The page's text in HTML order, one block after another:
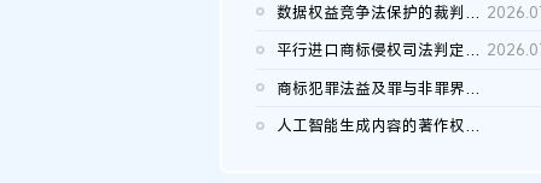
数据权益竞争法保护的裁判路径构建
平行进口商标侵权司法判定规则的困境与纾解
商标犯罪法益及罪与非罪界限研究
人工智能生成内容的著作权司法认定：演进逻辑、现实困境与规则建...